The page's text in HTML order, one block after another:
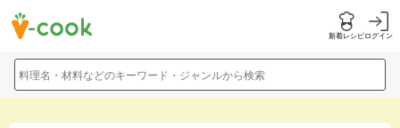
新着レシピログイン
料理名・材料などのキーワード・ジャンルから検索